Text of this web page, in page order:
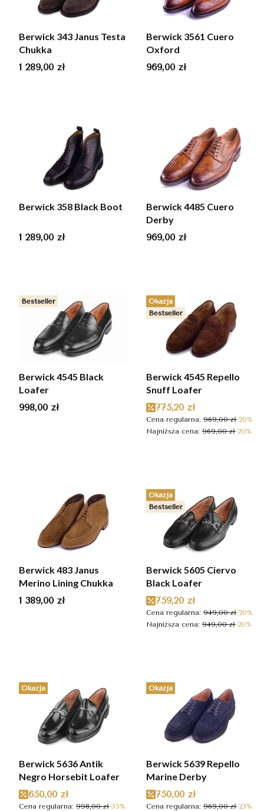
Berwick 343 Janus Testa
Chukka
Cena
1 289,00 zł
Berwick 3561 Cuero
Oxford
Cena
969,00 zł
Berwick 358 Black Boot
Cena
1 289,00 zł
Berwick 4485 Cuero
Derby
Cena
969,00 zł
Bestseller
Berwick 4545 Black
Loafer
Cena
998,00 zł
Okazja
Bestseller
Berwick 4545 Repello
Snuff Loafer
Cena promocyjna
775,20 zł
Cena regularna: 969,00 zł-20%
Najniższa cena: 969,00 zł-20%
Berwick 483 Janus
Merino Lining Chukka
Cena
1 389,00 zł
Okazja
Bestseller
Berwick 5605 Ciervo
Black Loafer
Cena promocyjna
759,20 zł
Cena regularna: 949,00 zł-20%
Najniższa cena: 949,00 zł-20%
Okazja
Berwick 5636 Antik
Negro Horsebit Loafer
Cena promocyjna
650,00 zł
Cena regularna: 998,00 zł-35%
Okazja
Berwick 5639 Repello
Marine Derby
Cena promocyjna
750,00 zł
Cena regularna: 969,00 zł-23%